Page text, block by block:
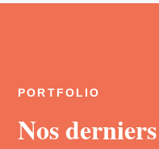
PORTFOLIO
Nos